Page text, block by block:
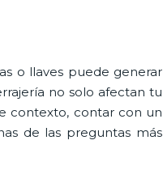
o llaves puede generar
no solo afectan tu
contexto, contar con un
de las preguntas más